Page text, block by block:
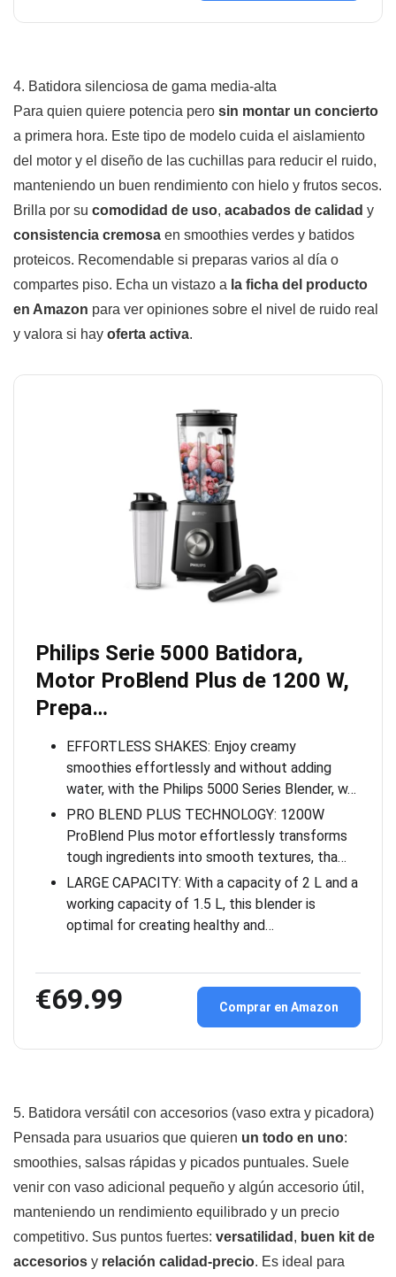
4. Batidora silenciosa de gama media-alta
Para quien quiere potencia pero sin montar un concierto
a primera hora. Este tipo de modelo cuida el aislamiento
del motor y el diseño de las cuchillas para reducir el ruido,
manteniendo un buen rendimiento con hielo y frutos secos.
Brilla por su comodidad de uso, acabados de calidad y
consistencia cremosa en smoothies verdes y batidos
proteicos. Recomendable si preparas varios al día o
compartes piso. Echa un vistazo a la ficha del producto
en Amazon para ver opiniones sobre el nivel de ruido real
y valora si hay oferta activa.
Philips Serie 5000 Batidora,
Motor ProBlend Plus de 1200 W,
Prepa…
EFFORTLESS SHAKES: Enjoy creamy
smoothies effortlessly and without adding
water, with the Philips 5000 Series Blender, w…
PRO BLEND PLUS TECHNOLOGY: 1200W
ProBlend Plus motor effortlessly transforms
tough ingredients into smooth textures, tha…
LARGE CAPACITY: With a capacity of 2 L and a
working capacity of 1.5 L, this blender is
optimal for creating healthy and…
€69.99 Comprar en Amazon
5. Batidora versátil con accesorios (vaso extra y picadora)
Pensada para usuarios que quieren un todo en uno:
smoothies, salsas rápidas y picados puntuales. Suele
venir con vaso adicional pequeño y algún accesorio útil,
manteniendo un rendimiento equilibrado y un precio
competitivo. Sus puntos fuertes: versatilidad , buen kit de
accesorios y relación calidad-precio. Es ideal para